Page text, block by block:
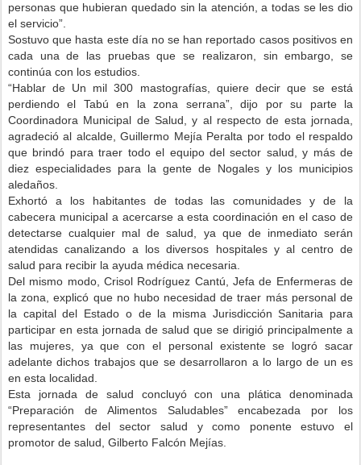
personas que hubieran quedado sin la atención, a todas se les dio
el servicio”.
Sostuvo que hasta este día no se han reportado casos positivos en
cada una de las pruebas que se realizaron, sin embargo, se
continúa con los estudios.
“Hablar de Un mil 300 mastografías, quiere decir que se está
perdiendo el Tabú en la zona serrana”, dijo por su parte la
Coordinadora Municipal de Salud, y al respecto de esta jornada,
agradeció al alcalde, Guillermo Mejía Peralta por todo el respaldo
que brindó para traer todo el equipo del sector salud, y más de
diez especialidades para la gente de Nogales y los municipios
aledaños.
Exhortó a los habitantes de todas las comunidades y de la
cabecera municipal a acercarse a esta coordinación en el caso de
detectarse cualquier mal de salud, ya que de inmediato serán
atendidas canalizando a los diversos hospitales y al centro de
salud para recibir la ayuda médica necesaria.
Del mismo modo, Crisol Rodríguez Cantú, Jefa de Enfermeras de
la zona, explicó que no hubo necesidad de traer más personal de
la capital del Estado o de la misma Jurisdicción Sanitaria para
participar en esta jornada de salud que se dirigió principalmente a
las mujeres, ya que con el personal existente se logró sacar
adelante dichos trabajos que se desarrollaron a lo largo de un es
en esta localidad.
Esta jornada de salud concluyó con una plática denominada
“Preparación de Alimentos Saludables” encabezada por los
representantes del sector salud y como ponente estuvo el
promotor de salud, Gilberto Falcón Mejías.